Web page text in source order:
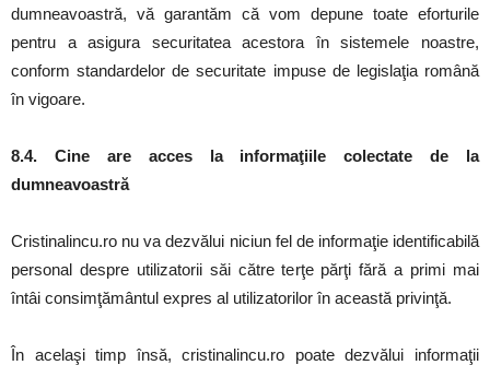
dumneavoastră, vă garantăm că vom depune toate eforturile
pentru a asigura securitatea acestora în sistemele noastre,
conform standardelor de securitate impuse de legislaţia română
în vigoare.
8.4. Cine are acces la informaţiile colectate de la
dumneavoastră
Cristinalincu.ro nu va dezvălui niciun fel de informaţie identificabilă
personal despre utilizatorii săi către terţe părţi fără a primi mai
întâi consimţământul expres al utilizatorilor în această privinţă.
În acelaşi timp însă, cristinalincu.ro poate dezvălui informaţii